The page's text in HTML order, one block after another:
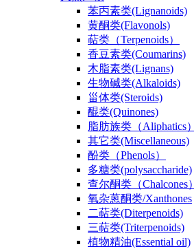
苯丙素类(Lignanoids)
黄酮类(Flavonols)
萜类（Terpenoids）
香豆素类(Coumarins)
木脂素类(Lignans)
生物碱类(Alkaloids)
甾体类(Steroids)
醌类(Quinones)
脂肪族类（Aliphatics）
其它类(Miscellaneous)
酚类（Phenols）
多糖类(polysaccharide)
查尔酮类（Chalcones）
氧杂蒽酮类/Xanthones
二萜类(Diterpenoids)
三萜类(Triterpenoids)
植物精油(Essential oil)